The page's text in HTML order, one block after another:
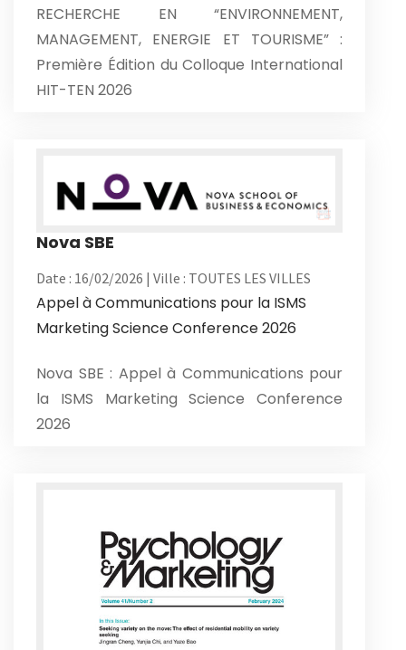
RECHERCHE EN “ENVIRONNEMENT,
MANAGEMENT, ENERGIE ET TOURISME” :
Première Édition du Colloque International
HIT-TEN 2026
Nova SBE
Date : 16/02/2026 | Ville : TOUTES LES VILLES
Appel à Communications pour la ISMS
Marketing Science Conference 2026
Nova SBE : Appel à Communications pour
la ISMS Marketing Science Conference
2026